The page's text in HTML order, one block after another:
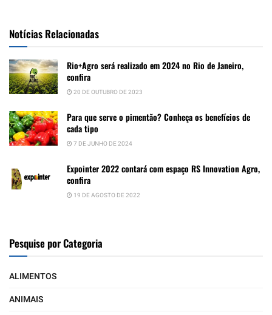
Notícias Relacionadas
Rio+Agro será realizado em 2024 no Rio de Janeiro,
confira
20 DE OUTUBRO DE 2023
Para que serve o pimentão? Conheça os benefícios de
cada tipo
7 DE JUNHO DE 2024
Expointer 2022 contará com espaço RS Innovation Agro,
confira
19 DE AGOSTO DE 2022
Pesquise por Categoria
ALIMENTOS
ANIMAIS